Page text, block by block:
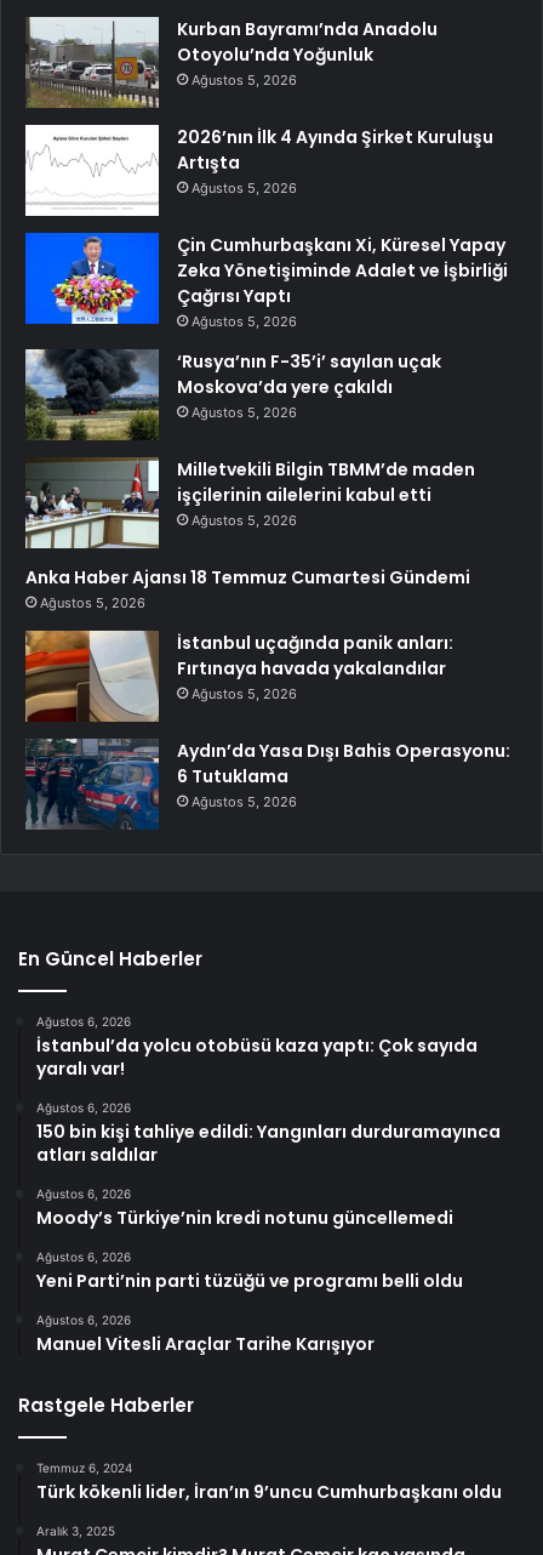
Kurban Bayramı’nda Anadolu
Otoyolu’nda Yoğunluk
Ağustos 5, 2026
2026’nın İlk 4 Ayında Şirket Kuruluşu
Artışta
Ağustos 5, 2026
Çin Cumhurbaşkanı Xi, Küresel Yapay
Zeka Yönetişiminde Adalet ve İşbirliği
Çağrısı Yaptı
Ağustos 5, 2026
‘Rusya’nın F-35’i’ sayılan uçak
Moskova’da yere çakıldı
Ağustos 5, 2026
Milletvekili Bilgin TBMM’de maden
işçilerinin ailelerini kabul etti
Ağustos 5, 2026
Anka Haber Ajansı 18 Temmuz Cumartesi Gündemi
Ağustos 5, 2026
İstanbul uçağında panik anları:
Fırtınaya havada yakalandılar
Ağustos 5, 2026
Aydın’da Yasa Dışı Bahis Operasyonu:
6 Tutuklama
Ağustos 5, 2026
En Güncel Haberler
Ağustos 6, 2026
İstanbul’da yolcu otobüsü kaza yaptı: Çok sayıda
yaralı var!
Ağustos 6, 2026
150 bin kişi tahliye edildi: Yangınları durduramayınca
atları saldılar
Ağustos 6, 2026
Moody’s Türkiye’nin kredi notunu güncellemedi
Ağustos 6, 2026
Yeni Parti’nin parti tüzüğü ve programı belli oldu
Ağustos 6, 2026
Manuel Vitesli Araçlar Tarihe Karışıyor
Rastgele Haberler
Temmuz 6, 2024
Türk kökenli lider, İran’ın 9’uncu Cumhurbaşkanı oldu
Aralık 3, 2025